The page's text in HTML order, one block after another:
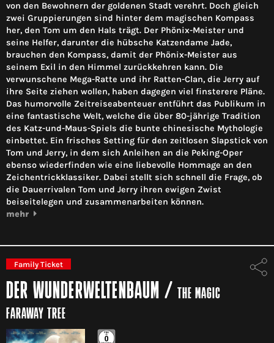
von den Bewohnern der goldenen Stadt verehrt. Doch gleich
zwei Gruppierungen sind hinter dem magischen Kompass
her, den Tom um den Hals trägt. Der Phönix-Meister und
seine Helfer, darunter die hübsche Katzendame Jade,
brauchen den Kompass, damit der Phönix-Meister aus
seinem Exil in den Himmel zurückkehren kann. Die
verwunschene Mega-Ratte und ihr Ratten-Clan, die Jerry auf
ihre Seite ziehen wollen, haben dagegen viel finsterere Pläne.
Das humorvolle Zeitreiseabenteuer entführt das Publikum in
eine fantastische Welt, welche die über 80-jährige Tradition
des Katz-und-Maus-Spiels die bunte chinesische Mythologie
einbettet. Ein frisches Setting für den zeitlosen Slapstick von
Tom und Jerry, in dem sich Anleihen an die Peking-Oper
ebenso wiederfinden wie eine liebevolle Hommage an den
Zeichentrickklassiker. Dabei stellt sich schnell die Frage, ob
die Dauerrivalen Tom und Jerry ihren ewigen Zwist
beiseitelegen und zusammenarbeiten können.
mehr
Family Ticket
DER WUNDERWELTENBAUM / THE MAGIC
FARAWAY TREE